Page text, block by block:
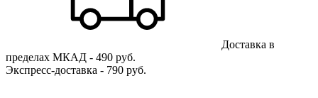
Доставка в
пределах МКАД - 490 руб.
Экспресс-доставка - 790 руб.